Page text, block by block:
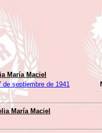
María Maciel
de septiembre de 1941
María Maciel